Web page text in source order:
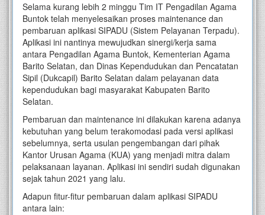
Selama kurang lebih 2 minggu Tim IT Pengadilan Agama
Buntok telah menyelesaikan proses maintenance dan
pembaruan aplikasi SIPADU (Sistem Pelayanan Terpadu).
Aplikasi ini nantinya mewujudkan sinergi/kerja sama
antara Pengadilan Agama Buntok, Kementerian Agama
Barito Selatan, dan Dinas Kependudukan dan Pencatatan
Sipil (Dukcapil) Barito Selatan dalam pelayanan data
kependudukan bagi masyarakat Kabupaten Barito
Selatan.
Pembaruan dan maintenance ini dilakukan karena adanya
kebutuhan yang belum terakomodasi pada versi aplikasi
sebelumnya, serta usulan pengembangan dari pihak
Kantor Urusan Agama (KUA) yang menjadi mitra dalam
pelaksanaan layanan. Aplikasi ini sendiri sudah digunakan
sejak tahun 2021 yang lalu.
Adapun fitur-fitur pembaruan dalam aplikasi SIPADU
antara lain: